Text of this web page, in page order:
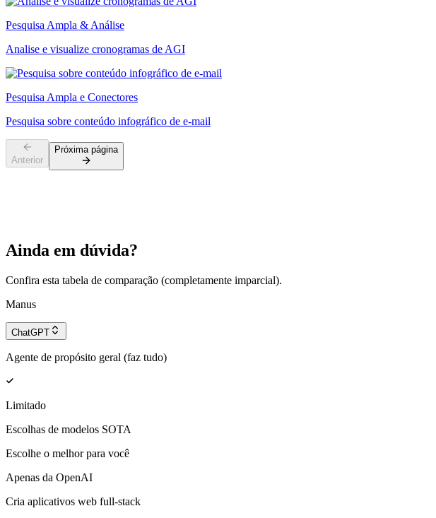
Pesquisa Ampla & Análise
Analise e visualize cronogramas de AGI
Pesquisa Ampla e Conectores
Pesquisa sobre conteúdo infográfico de e-mail
Anterior
Próxima página
Ainda em dúvida?
Confira esta tabela de comparação (completamente imparcial).
Manus
ChatGPT
Agente de propósito geral (faz tudo)
Limitado
Escolhas de modelos SOTA
Escolhe o melhor para você
Apenas da OpenAI
Cria aplicativos web full-stack